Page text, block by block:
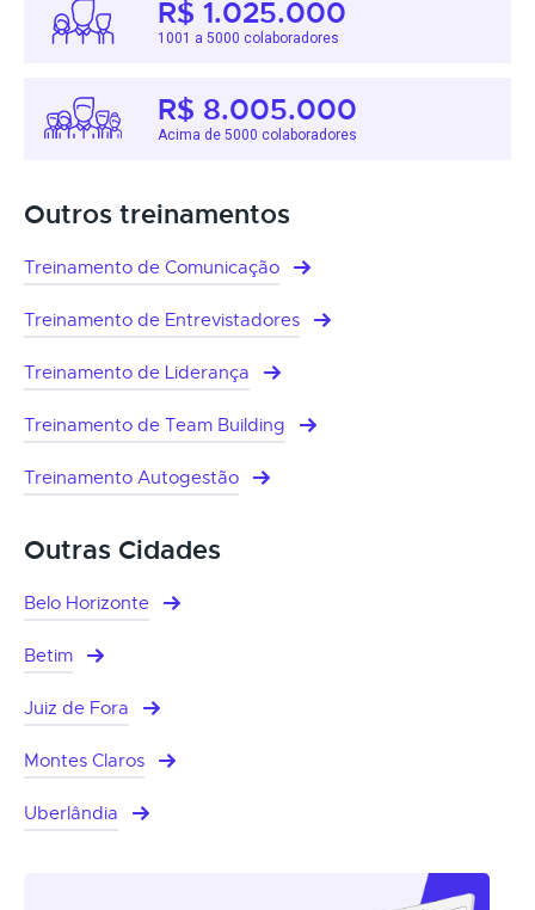
R$ 1.025.000
1001 a 5000 colaboradores
R$ 8.005.000
Acima de 5000 colaboradores
Outros treinamentos
Treinamento de Comunicação
Treinamento de Entrevistadores
Treinamento de Liderança
Treinamento de Team Building
Treinamento Autogestão
Outras Cidades
Belo Horizonte
Betim
Juiz de Fora
Montes Claros
Uberlândia